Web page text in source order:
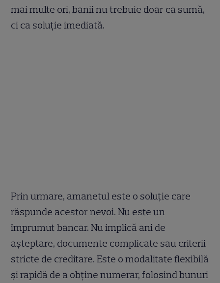
mai multe ori, banii nu trebuie doar ca sumă,
ci ca soluție imediată.
Prin urmare, amanetul este o soluție care
răspunde acestor nevoi. Nu este un
împrumut bancar. Nu implică ani de
așteptare, documente complicate sau criterii
stricte de creditare. Este o modalitate flexibilă
și rapidă de a obține numerar, folosind bunuri